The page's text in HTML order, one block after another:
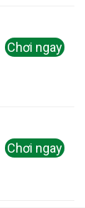
Chơi ngay
Chơi ngay